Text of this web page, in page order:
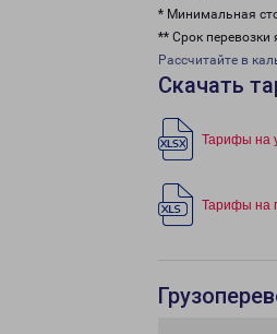
* Минимальная
** Срок перевозки
Рассчитайте в
Скачать
Тарифы на
Тарифы на